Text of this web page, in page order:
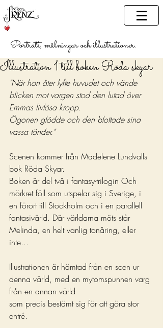
Porträtt, målningar och illustrationer.
Illustration 1 till boken Röda skyar
"När hon åter lyfte huvudet och vände
blicken mot vargen stod den lutad över
Emmas livlösa kropp.
Ögonen glödde och den blottade sina
vassa tänder."
Scenen kommer från Madelene Lundvalls
bok Röda Skyar.
Boken är del två i fantasy-trilogin Och
mörkret föll som utspelar sig i Sverige, i
en förort till Stockholm och i en parallell
fantasivärld. Där världarna möts står
Melinda, en helt vanlig tonåring, eller
inte...
Illustrationen är hämtad från en scen ur
denna värld, med en mytomspunnen varg
från en annan värld
som precis bestämt sig för att göra stor
entré.